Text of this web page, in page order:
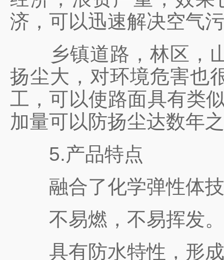
济，可以迅速解决空气
乡镇道路，林区，山
扬尘大，对环境危害也
工，可以使路面具有类
加量可以防扬尘达数年
5.产品特点
融合了化学弹性体技
不易燃，不易挥发。
具有防水特性，形成